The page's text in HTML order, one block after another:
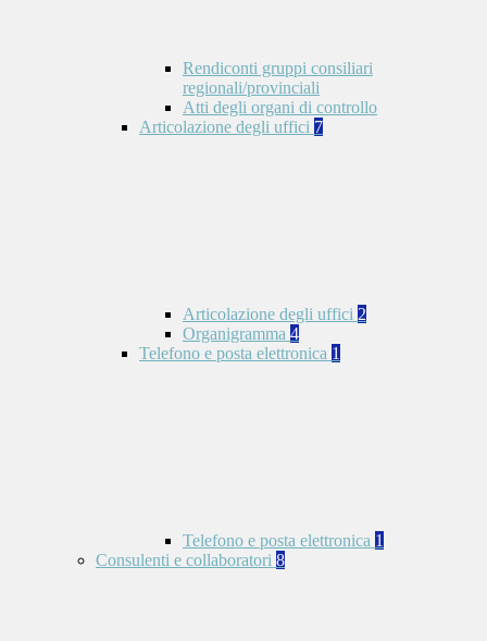
Rendiconti gruppi consiliari
regionali/provinciali
Atti degli organi di controllo
Articolazione degli uffici 7
Articolazione degli uffici 2
Organigramma 4
Telefono e posta elettronica 1
Telefono e posta elettronica 1
Consulenti e collaboratori 8